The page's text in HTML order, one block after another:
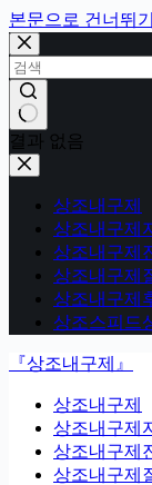
본문으로 건너뛰기
결과 없음
상조내구제
상조내구제
상조내구제
상조내구제
상조내구제
상조스피드
『상조내구제』
상조내구제
상조내구제
상조내구제
상조내구제